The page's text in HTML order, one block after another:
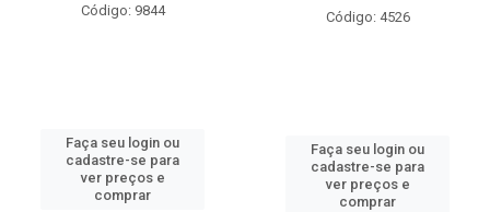
Código: 9844
Faça seu login ou
cadastre-se para
ver preços e
comprar
Código: 4526
Faça seu login ou
cadastre-se para
ver preços e
comprar